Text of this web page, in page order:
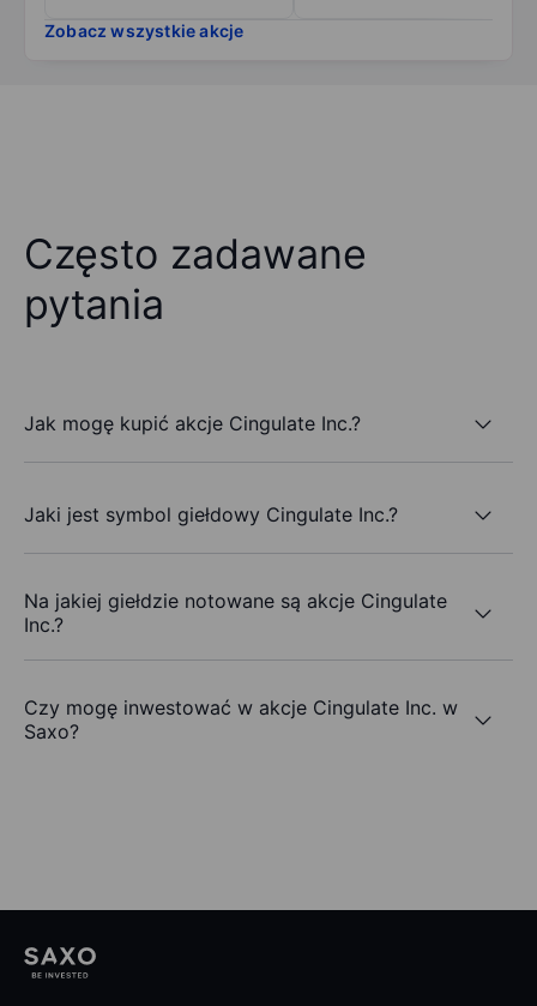
Zobacz wszystkie akcje
Często zadawane
pytania
Jak mogę kupić akcje Cingulate Inc.?
Jaki jest symbol giełdowy Cingulate Inc.?
Na jakiej giełdzie notowane są akcje Cingulate
Inc.?
Czy mogę inwestować w akcje Cingulate Inc. w
Saxo?